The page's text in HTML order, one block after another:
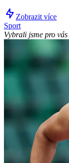
Zobrazit více
Sport
Vybrali jsme pro vás